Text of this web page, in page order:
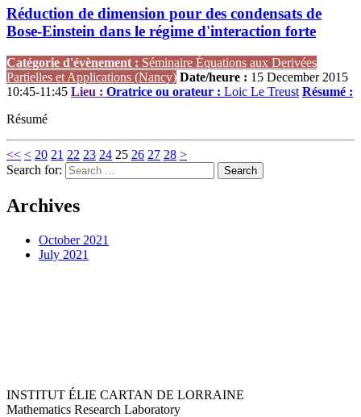
Réduction de dimension pour des condensats de
Bose-Einstein dans le régime d'interaction forte
Catégorie d'évènement : Séminaire Équations aux Derivées
Partielles et Applications (Nancy) Date/heure : 15 December 2015
10:45-11:45 Lieu : Oratrice ou orateur : Loic Le Treust Résumé :
Résumé
<< < 20 21 22 23 24 25 26 27 28 >
Search for:
Archives
October 2021
July 2021
INSTITUT ÉLIE CARTAN DE LORRAINE
Mathematics Research Laboratory